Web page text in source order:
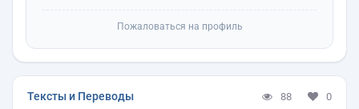
Пожаловаться на профиль
Тексты и Переводы 88 0